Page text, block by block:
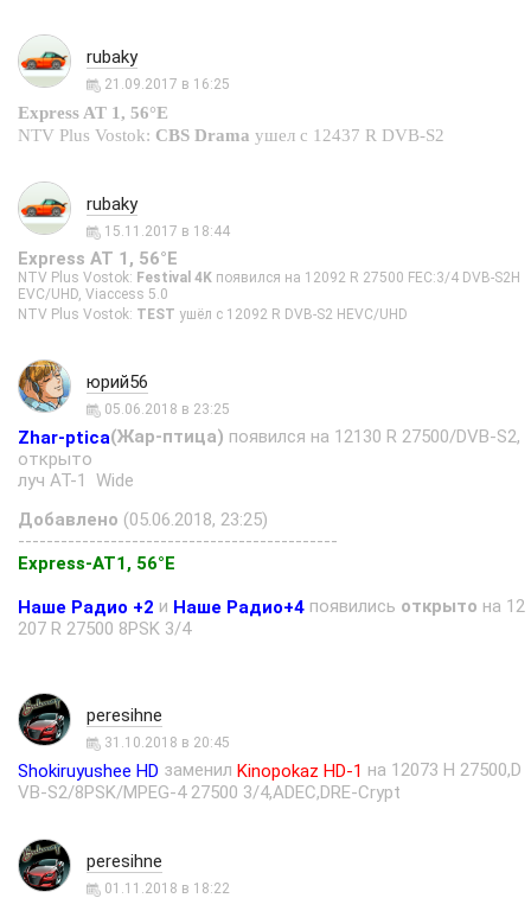
rubaky
21.09.2017 в 16:25
Express AT 1, 56°E
NTV Plus Vostok: CBS Drama ушел с 12437 R DVB-S2
rubaky
15.11.2017 в 18:44
Express AT 1, 56°E
NTV Plus Vostok: Festival 4K появился на 12092 R 27500 FEC:3/4 DVB-S2H
EVC/UHD, Viaccess 5.0
NTV Plus Vostok: TEST ушёл с 12092 R DVB-S2 HEVC/UHD
юрий56
05.06.2018 в 23:25
Zhar-ptica(Жар-птица) появился на 12130 R 27500/DVB-S2,
открыто
луч AT-1 Wide
Добавлено (05.06.2018, 23:25)
---------------------------------------------
Express-AT1, 56°E
Наше Радио +2 и Наше Радио+4 появились открыто на 12
207 R 27500 8PSK 3/4
peresihne
31.10.2018 в 20:45
Shokiruyushee HD заменил Kinopokaz HD-1 на 12073 Н 27500,D
VB-S2/8PSK/MPEG-4 27500 3/4,ADEC,DRE-Crypt
peresihne
01.11.2018 в 18:22